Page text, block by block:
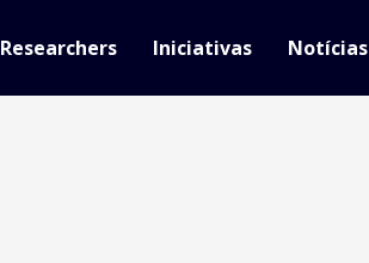
Researchers Iniciativas Notícias